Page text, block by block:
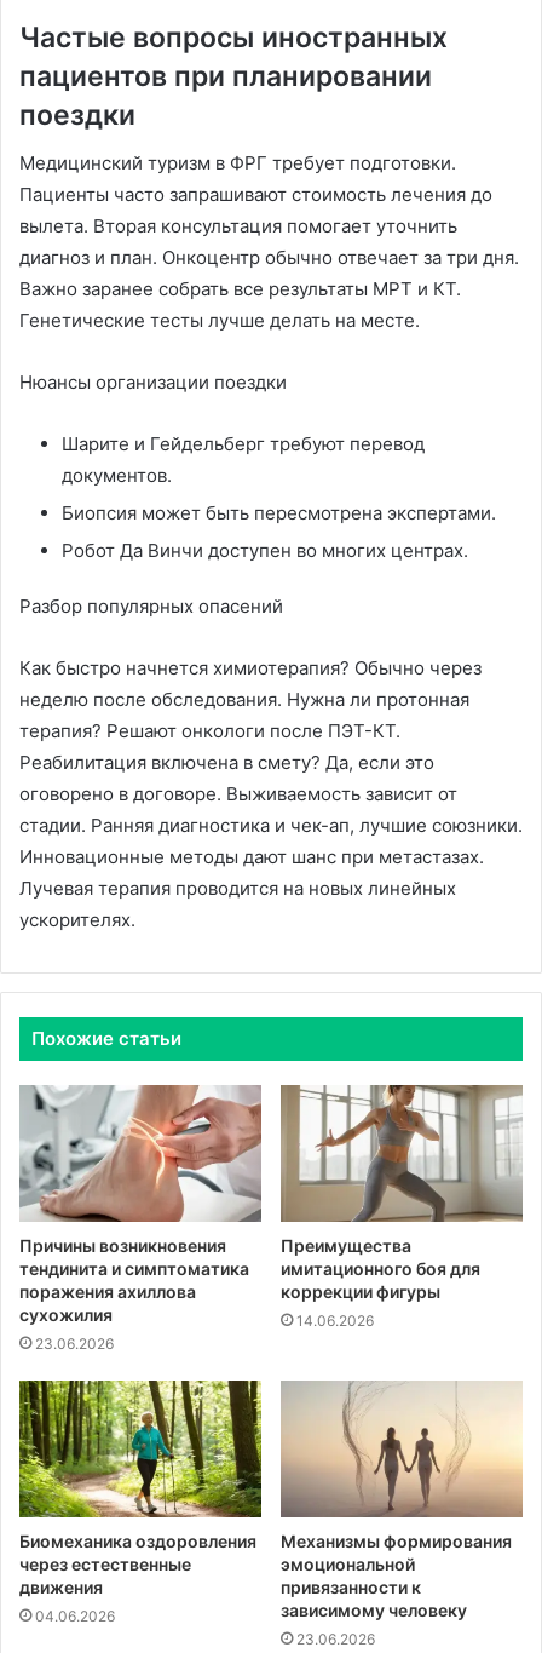
Частые вопросы иностранных
пациентов при планировании
поездки
Медицинский туризм в ФРГ требует подготовки.
Пациенты часто запрашивают стоимость лечения до
вылета. Вторая консультация помогает уточнить
диагноз и план. Онкоцентр обычно отвечает за три дня.
Важно заранее собрать все результаты МРТ и КТ.
Генетические тесты лучше делать на месте.
Нюансы организации поездки
Шарите и Гейдельберг требуют перевод
документов.
Биопсия может быть пересмотрена экспертами.
Робот Да Винчи доступен во многих центрах.
Разбор популярных опасений
Как быстро начнется химиотерапия? Обычно через
неделю после обследования. Нужна ли протонная
терапия? Решают онкологи после ПЭТ-КТ.
Реабилитация включена в смету? Да, если это
оговорено в договоре. Выживаемость зависит от
стадии. Ранняя диагностика и чек-ап, лучшие союзники.
Инновационные методы дают шанс при метастазах.
Лучевая терапия проводится на новых линейных
ускорителях.
Похожие статьи
Причины возникновения
тендинита и симптоматика
поражения ахиллова
сухожилия
23.06.2026
Преимущества
имитационного боя для
коррекции фигуры
14.06.2026
Биомеханика оздоровления
через естественные
движения
04.06.2026
Механизмы формирования
эмоциональной
привязанности к
зависимому человеку
23.06.2026